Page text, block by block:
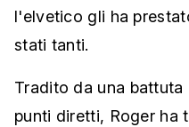
l'elvetico gli ha
stati tanti.
Tradito da una
punti diretti, Roger ha